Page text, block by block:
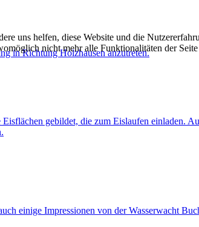
in Richtung Holzhausen anzutreten.
gebildet, die zum Eislaufen einladen.
einige Impressionen von der Wasserwacht
uns helfen, diese Website und die
nicht mehr alle Funktionalitäten der